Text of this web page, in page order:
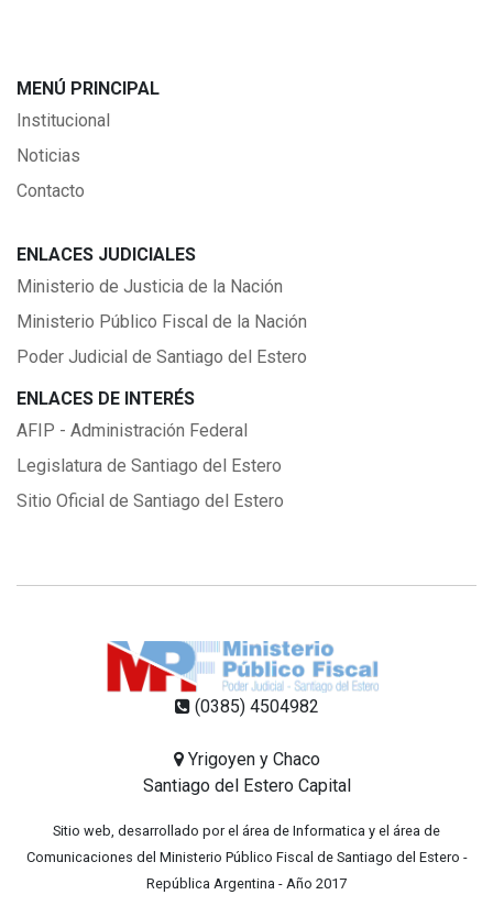
MENÚ PRINCIPAL
Institucional
Noticias
Contacto
ENLACES JUDICIALES
Ministerio de Justicia de la Nación
Ministerio Público Fiscal de la Nación
Poder Judicial de Santiago del Estero
ENLACES DE INTERÉS
AFIP - Administración Federal
Legislatura de Santiago del Estero
Sitio Oficial de Santiago del Estero
(0385) 4504982
Yrigoyen y Chaco
Santiago del Estero Capital
Sitio web, desarrollado por el área de Informatica y el área de
Comunicaciones del Ministerio Público Fiscal de Santiago del Estero -
República Argentina - Año 2017